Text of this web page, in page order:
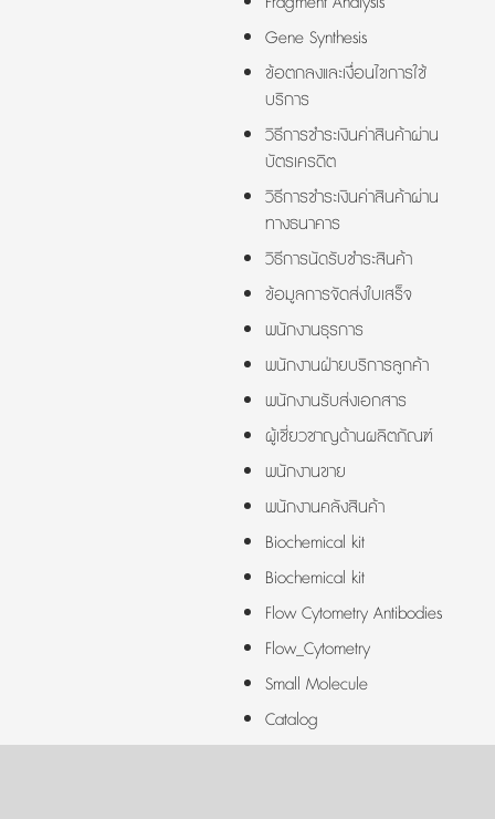
Gene Synthesis
ข้อตกลงและเงื่อนไขการใช้
บริการ
วิธีการชำระเงินค่าสินค้าผ่าน
บัตรเครดิต
วิธีการชำระเงินค่าสินค้าผ่าน
ทางธนาคาร
วิธีการนัดรับชำระสินค้า
ข้อมูลการจัดส่งใบเสร็จ
พนักงานธุรการ
พนักงานฝ่ายบริการลูกค้า
พนักงานรับส่งเอกสาร
ผู้เชี่ยวชาญด้านผลิตภัณฑ์
พนักงานขาย
พนักงานคลังสินค้า
Biochemical kit
Biochemical kit
Flow Cytometry Antibodies
Flow_Cytometry
Small Molecule
Catalog